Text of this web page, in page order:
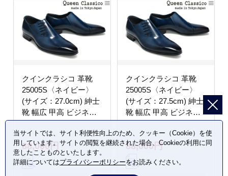
クインクラシコ 革靴
25005S〈ネイビー〉
(サイズ：27.0cm) 紳士
靴 幅広 甲高 ビジネス
シューズ サイドレース
エラスティック スリッ
ポン 牛革
88,000円
クインクラシコ 革靴
25005S〈ネイビー〉
(サイズ：27.5cm) 紳士
靴 幅広 甲高 ビジネス
シューズ サイドレース
エラスティック スリッ
ポン 牛革
88,000円
当サイトでは、サイト利便性向上のため、クッキー（Cookie）を使
用しています。サイトの閲覧を継続された場合、Cookieの利用に同
意したことものといたします。
詳細についてはプライバシーポリシーをお読みください。